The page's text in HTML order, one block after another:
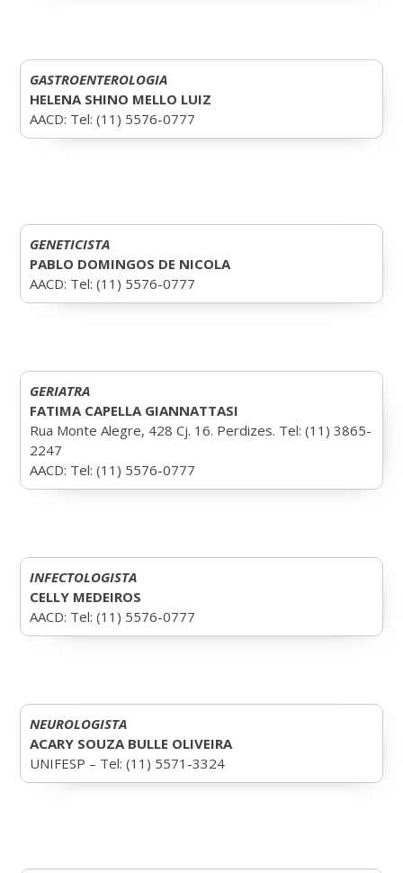
GASTROENTEROLOGIA
HELENA SHINO MELLO LUIZ
AACD: Tel: (11) 5576-0777
GENETICISTA
PABLO DOMINGOS DE NICOLA
AACD: Tel: (11) 5576-0777
GERIATRA
FATIMA CAPELLA GIANNATTASI
Rua Monte Alegre, 428 Cj. 16. Perdizes. Tel: (11) 3865-
2247
AACD: Tel: (11) 5576-0777
INFECTOLOGISTA
CELLY MEDEIROS
AACD: Tel: (11) 5576-0777
NEUROLOGISTA
ACARY SOUZA BULLE OLIVEIRA
UNIFESP – Tel: (11) 5571-3324